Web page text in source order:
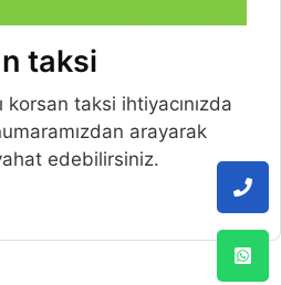
taksi
taksi ihtiyacınızda
arayarak
edebilirsiniz.